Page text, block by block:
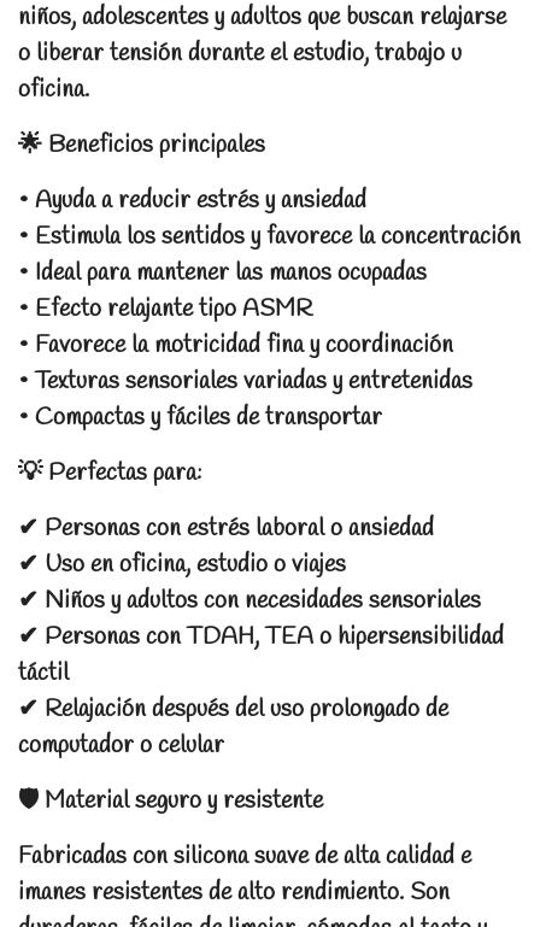
niños, adolescentes y adultos que buscan relajarse
o liberar tensión durante el estudio, trabajo u
oficina.
🌟 Beneficios principales
• Ayuda a reducir estrés y ansiedad
• Estimula los sentidos y favorece la concentración
• Ideal para mantener las manos ocupadas
• Efecto relajante tipo ASMR
• Favorece la motricidad fina y coordinación
• Texturas sensoriales variadas y entretenidas
• Compactas y fáciles de transportar
💡 Perfectas para:
✔ Personas con estrés laboral o ansiedad
✔ Uso en oficina, estudio o viajes
✔ Niños y adultos con necesidades sensoriales
✔ Personas con TDAH, TEA o hipersensibilidad
táctil
✔ Relajación después del uso prolongado de
computador o celular
🛡 Material seguro y resistente
Fabricadas con silicona suave de alta calidad e
imanes resistentes de alto rendimiento. Son